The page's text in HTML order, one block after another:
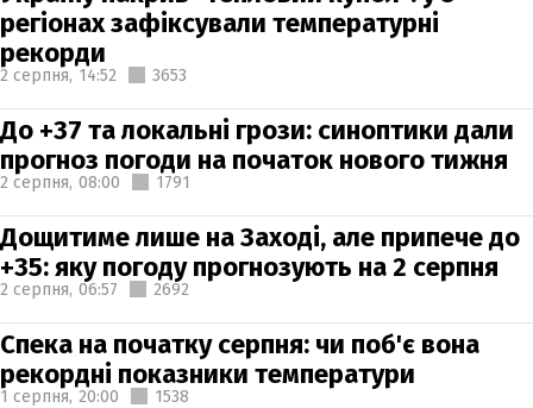
регіонах зафіксували температурні
рекорди
2 серпня, 14:52 3653
До +37 та локальні грози: синоптики дали
прогноз погоди на початок нового тижня
2 серпня, 08:00 1791
Дощитиме лише на Заході, але припече до
+35: яку погоду прогнозують на 2 серпня
2 серпня, 06:57 2692
Спека на початку серпня: чи поб'є вона
рекордні показники температури
1 серпня, 20:00 1538